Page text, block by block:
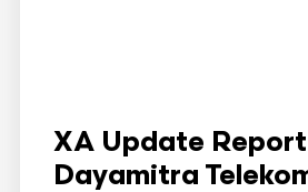
XA Update
Dayamitra